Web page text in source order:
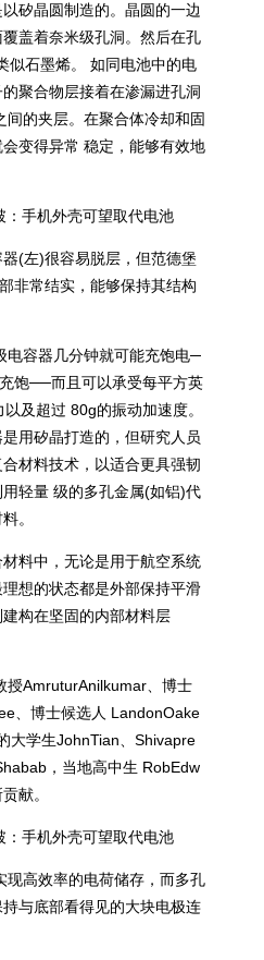
矽晶圆制造的。晶圆的一边
盖着奈米级孔洞。然后在孔
似石墨烯。 如同电池中的电
聚合物层接着在渗漏进孔洞
间的夹层。在聚合体冷却和固
变得异常 稳定，能够有效地
(左)很容易脱层，但范德堡
非常结实，能够保持其结构
电容器几分钟就可能充饱电─
饱──而且可以承受每平方英
及超过 80g的振动加速度。
用矽晶打造的，但研究人员
材料技术，以适合更具强韧
轻量 级的多孔金属(如铝)代
料。
料中，无论是用于航空系统
想的状态都是外部保持平滑
构在坚固的内部材料层
授AmruturAnilkumar、博士
、博士候选人 LandonOake
大学生JohnTian、Shivapre
，当地高中生 RobEdw
献。
现高效率的电荷储存，而多孔
与底部看得见的大块电极连